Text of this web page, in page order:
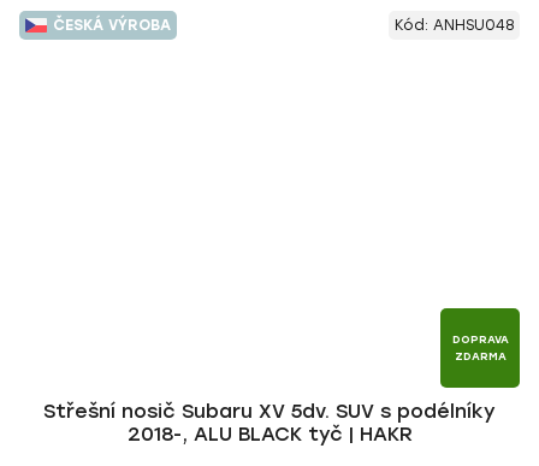
ČESKÁ VÝROBA
DOPRAVA
ZDARMA
Střešní nosič Subaru XV 5dv. SUV s podélníky
2018-, ALU BLACK tyč | HAKR
Kód: ANHSU048